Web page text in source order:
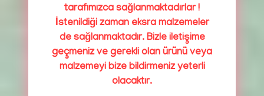
tarafımızca sağlanmaktadırlar !
İstenildiği zaman eksra malzemeler
de sağlanmaktadır. Bizle iletişime
geçmeniz ve gerekli olan ürünü veya
malzemeyi bize bildirmeniz yeterli
olacaktır.